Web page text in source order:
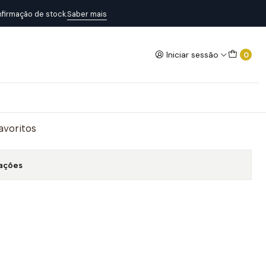
Iniciar sessão 0
de stock.Saber mais